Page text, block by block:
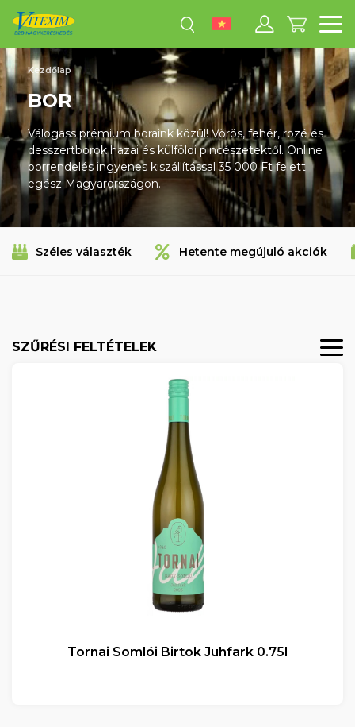
Kezdőlap
BOR
Válogass prémium boraink közül! Vörös, fehér, rozé és
desszertborok hazai és külföldi pincészetektől. Online
borrendelés ingyenes kiszállítással 35 000 Ft felett
egész Magyarországon.
Széles választék Hetente megújuló akciók
SZŰRÉSI FELTÉTELEK
Tornai Somlói Birtok Juhfark 0.75l